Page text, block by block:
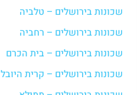
שכונות בירושלים – טלביה
שכונות בירושלים – רחביה
שכונות בירושלים – בית הכרם
שכונות בירושלים – קרית היובל